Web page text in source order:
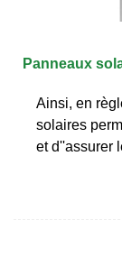
Panneaux
Ainsi, en
solaires
et d''assurer